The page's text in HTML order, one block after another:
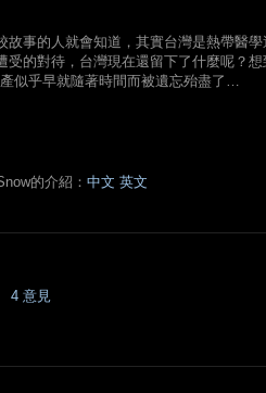
故事的人就會知道，其實台灣是熱帶醫
受的對待，台灣現在還留下了什麼呢？
似乎早就隨著時間而被遺忘殆盡了…
的介紹： 中文 英文
4 意見